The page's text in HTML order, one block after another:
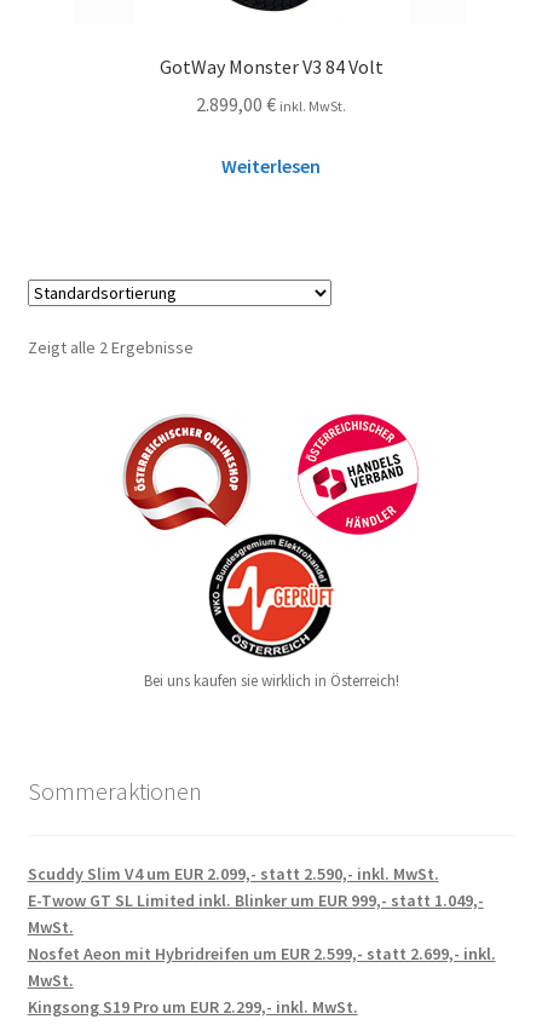
GotWay Monster V3 84 Volt
2.899,00 € inkl. MwSt.
Weiterlesen
Zeigt alle 2 Ergebnisse
Bei uns kaufen sie wirklich in Österreich!
Sommeraktionen
Scuddy Slim V4 um EUR 2.099,- statt 2.590,- inkl. MwSt.
E-Twow GT SL Limited inkl. Blinker um EUR 999,- statt 1.049,-
MwSt.
Nosfet Aeon mit Hybridreifen um EUR 2.599,- statt 2.699,- inkl.
MwSt.
Kingsong S19 Pro um EUR 2.299,- inkl. MwSt.